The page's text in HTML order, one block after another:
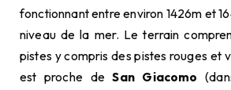
fonctionnant entre environ 1426m et
niveau de la mer. Le terrain
pistes y compris des pistes rouges et
est proche deSan Giacomo